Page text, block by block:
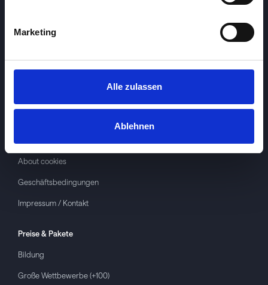
Marketing
Alle zulassen
Ablehnen
About cookies
Geschäftsbedingungen
Impressum / Kontakt
Preise & Pakete
Bildung
Große Wettbewerbe (+100)